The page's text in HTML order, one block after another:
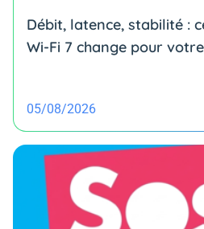
Débit, latence, stabilité :
Wi-Fi 7 change pour
05/08/2026